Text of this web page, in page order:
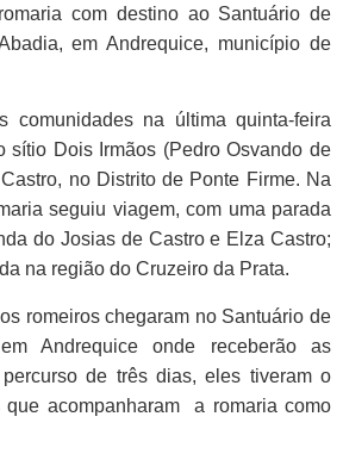
com destino ao Santuário de
em Andrequice, município de
comunidades na última quinta-feira
sítio Dois Irmãos (Pedro Osvando de
no Distrito de Ponte Firme. Na
seguiu viagem, com uma parada
do Josias de Castro e Elza Castro;
na região do Cruzeiro da Prata.
romeiros chegaram no Santuário de
Andrequice onde receberão as
de três dias, eles tiveram o
que acompanharam a romaria como